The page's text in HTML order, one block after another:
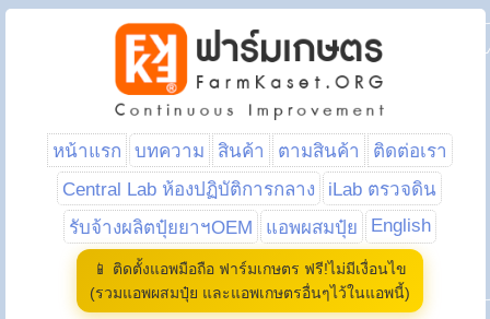
หน้าแรก บทความ สินค้า ตามสินค้า
ติดต่อเรา
Central Lab ห้องปฏิบัติการกลาง
iLab ตรวจดิน
รับจ้างผลิตปุ๋ยยาฯOEM
แอพผสมปุ๋ย English
📱 ติดตั้งแอพมือถือ ฟาร์มเกษตร ฟรี!ไม่มีเงื่อนไข
(รวมแอพผสมปุ๋ย และแอพเกษตรอื่นๆไว้ในแอพนี้)